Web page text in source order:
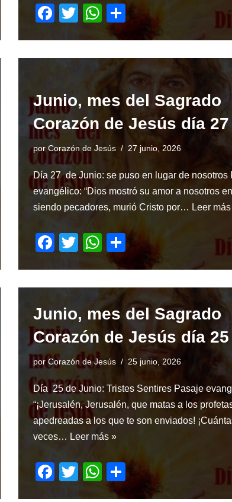
F
b
o
o
k
T
er
W
h
s
p
p
S
h
e
Junio, mes del Sagrado
Corazón de Jesús día 27
por Corazón de Jesús 27 junio, 2026
Día 27 de Junio: se puso en lugar de nosotros
evangélico: “Dios mostró su amor a nosotros
siendo pecadores, murió Cristo por… Leer
F
b
o
o
k
T
er
W
h
s
A
p
p
S
h
e
Junio, mes del Sagrado
Corazón de Jesús día 25
por Corazón de Jesús 25 junio, 2026
Día 25 de Junio: Tristes Sentires Pasaje
“¡Jerusalén, Jerusalén, que matas a los
apedreadas a los que te son enviados!
veces… Leer más »
F
T
W
h
S
h